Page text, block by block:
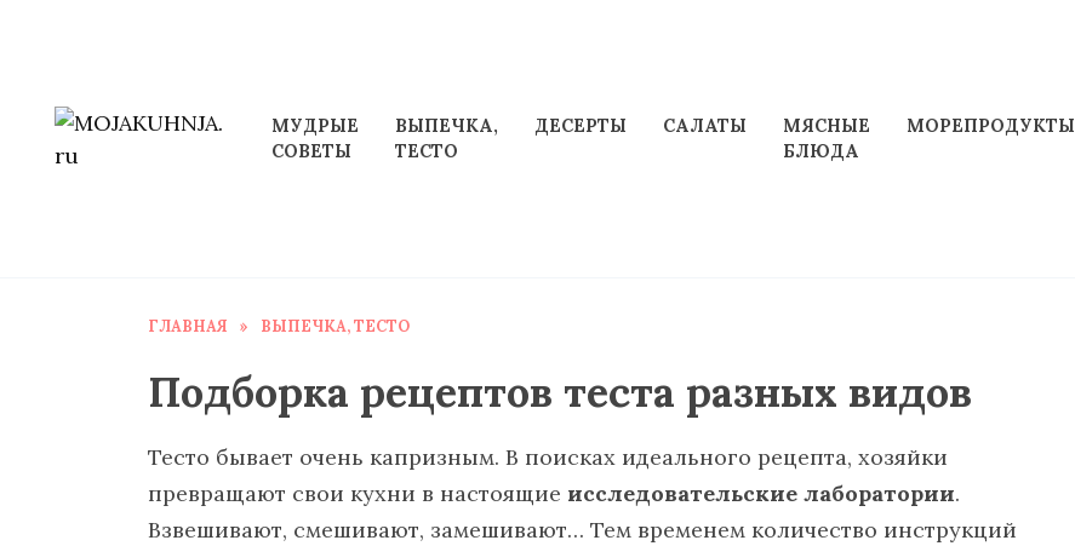
МУДРЫЕ
СОВЕТЫ
ВЫПЕЧКА,
ТЕСТО
ДЕСЕРТЫ САЛАТЫ
МЯСНЫЕ
БЛЮДА
МОРЕПРОДУКТЫ
ГЛАВНАЯ » ВЫПЕЧКА, ТЕСТО
Подборка рецептов теста разных видов
Тесто бывает очень капризным. В поисках идеального рецепта, хозяйки
превращают свои кухни в настоящие исследовательские лаборатории.
Взвешивают, смешивают, замешивают… Тем временем количество инструкций